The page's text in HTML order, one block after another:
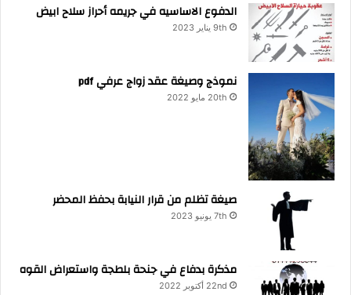
الدفوع الاساسيه في جريمه أحراز سلاح ابيض
9th يناير 2023
نموذج وصيغة عقد زواج عرفي pdf
20th مايو 2022
صيغة تظلم من قرار النيابة بحفظ المحضر
7th يونيو 2023
مذكرة بدفاع في جنحة بلطجة واستعراض القوه
22nd أكتوبر 2022